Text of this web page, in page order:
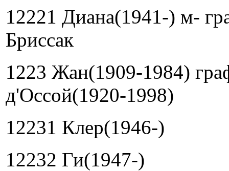
12221 Диана(1941-) м-
Бриссак
1223 Жан(1909-1984)
д'Оссой(1920-1998)
12231 Клер(1946-)
12232 Ги(1947-)